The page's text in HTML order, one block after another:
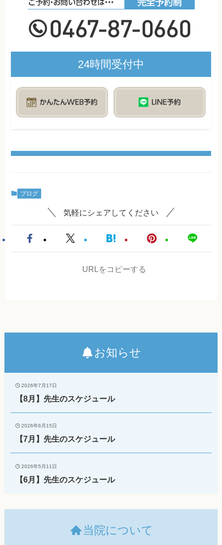
24時間受付中
ブログ
気軽にシェアしてください
URLをコピーする
お知らせ
2026年7月17日
【8月】先生のスケジュール
2026年6月15日
【7月】先生のスケジュール
2026年5月11日
【6月】先生のスケジュール
当院について